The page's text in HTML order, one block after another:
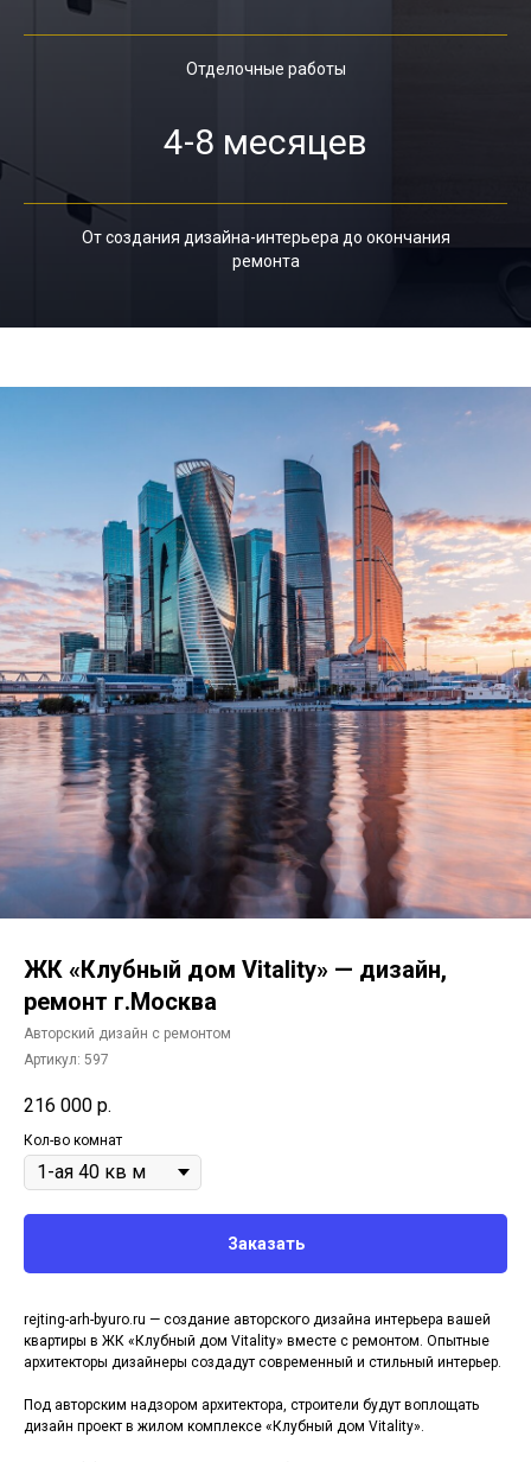
Отделочные работы
4-8 месяцев
От создания дизайна-интерьера до окончания
ремонта
ЖК «Клубный дом Vitality» — дизайн,
ремонт г.Москва
Авторский дизайн с ремонтом
Артикул: 597
216 000 р.
Кол-во комнат
Заказать
rejting-arh-byuro.ru — создание авторского дизайна интерьера вашей
квартиры в ЖК «Клубный дом Vitality» вместе с ремонтом. Опытные
архитекторы дизайнеры создадут современный и стильный интерьер.
Под авторским надзором архитектора, строители будут воплощать
дизайн проект в жилом комплексе «Клубный дом Vitality».